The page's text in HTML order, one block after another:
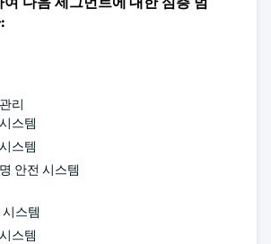
리
스템
스템
안전 시스템
시스템
스템